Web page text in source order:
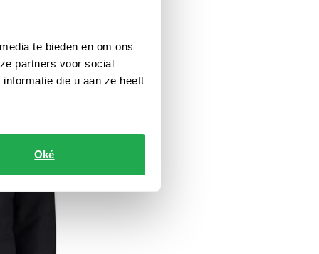
te bieden en om ons
partners voor social
die u aan ze heeft
Oké
Toevoegen aan favorieten